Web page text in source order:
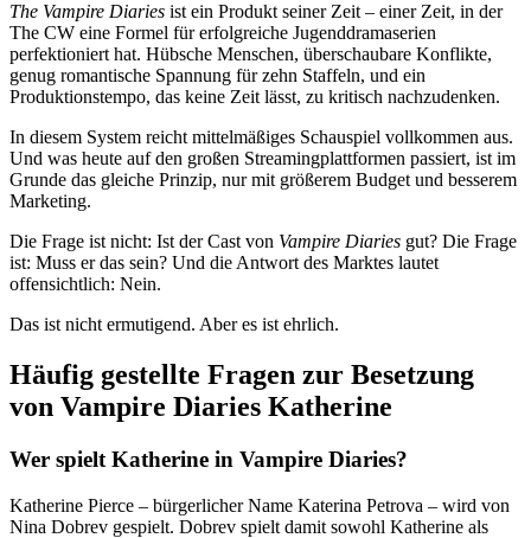
The Vampire Diaries ist ein Produkt seiner Zeit – einer Zeit, in der
The CW eine Formel für erfolgreiche Jugenddramaserien
perfektioniert hat. Hübsche Menschen, überschaubare Konflikte,
genug romantische Spannung für zehn Staffeln, und ein
Produktionstempo, das keine Zeit lässt, zu kritisch nachzudenken.
In diesem System reicht mittelmäßiges Schauspiel vollkommen aus.
Und was heute auf den großen Streamingplattformen passiert, ist im
Grunde das gleiche Prinzip, nur mit größerem Budget und besserem
Marketing.
Die Frage ist nicht: Ist der Cast von Vampire Diaries gut? Die Frage
ist: Muss er das sein? Und die Antwort des Marktes lautet
offensichtlich: Nein.
Das ist nicht ermutigend. Aber es ist ehrlich.
Häufig gestellte Fragen zur Besetzung
von Vampire Diaries Katherine
Wer spielt Katherine in Vampire Diaries?
Katherine Pierce – bürgerlicher Name Katerina Petrova – wird von
Nina Dobrev gespielt. Dobrev spielt damit sowohl Katherine als